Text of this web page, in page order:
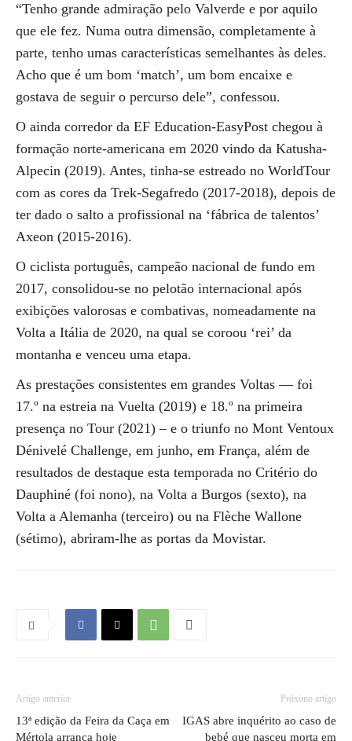
“Tenho grande admiração pelo Valverde e por aquilo
que ele fez. Numa outra dimensão, completamente à
parte, tenho umas características semelhantes às deles.
Acho que é um bom ‘match’, um bom encaixe e
gostava de seguir o percurso dele”, confessou.
O ainda corredor da EF Education-EasyPost chegou à
formação norte-americana em 2020 vindo da Katusha-
Alpecin (2019). Antes, tinha-se estreado no WorldTour
com as cores da Trek-Segafredo (2017-2018), depois de
ter dado o salto a profissional na ‘fábrica de talentos’
Axeon (2015-2016).
O ciclista português, campeão nacional de fundo em
2017, consolidou-se no pelotão internacional após
exibições valorosas e combativas, nomeadamente na
Volta a Itália de 2020, na qual se coroou ‘rei’ da
montanha e venceu uma etapa.
As prestações consistentes em grandes Voltas — foi
17.º na estreia na Vuelta (2019) e 18.º na primeira
presença no Tour (2021) – e o triunfo no Mont Ventoux
Dénivelé Challenge, em junho, em França, além de
resultados de destaque esta temporada no Critério do
Dauphiné (foi nono), na Volta a Burgos (sexto), na
Volta a Alemanha (terceiro) ou na Flèche Wallone
(sétimo), abriram-lhe as portas da Movistar.
Artigo anterior
13ª edição da Feira da Caça em
Mértola arranca hoje
Próximo artigo
IGAS abre inquérito ao caso de
bebé que nasceu morta em